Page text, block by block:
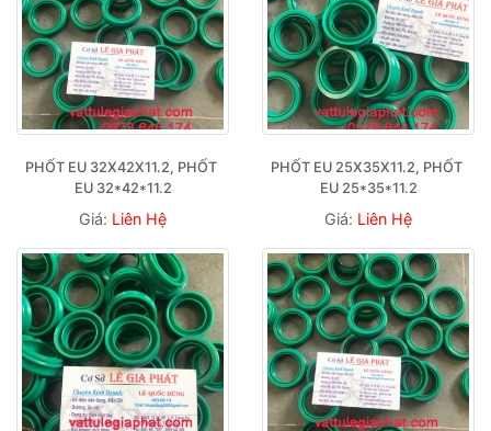
PHỐT EU 32X42X11.2, PHỐT
EU 32*42*11.2
Giá: Liên Hệ
PHỐT EU 25X35X11.2, PHỐT
EU 25*35*11.2
Giá: Liên Hệ